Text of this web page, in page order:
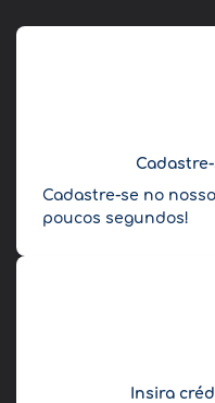
Cadastre-se no
poucos segundos!
Insira